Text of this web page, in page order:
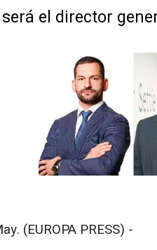
el director
(EUROPA PRESS) -